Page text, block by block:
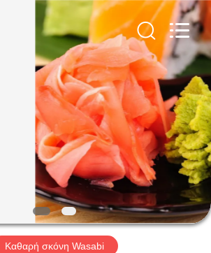
Καθαρή σκόνη Wasabi